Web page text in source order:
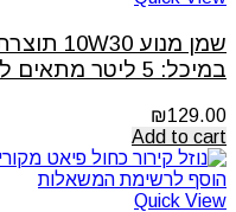
במיכל: 5 ליטר מתאים לרכבי טויוטה וגיפ
₪129.00
Add to cart
הוסף לרשימת המשאלות
Quick View